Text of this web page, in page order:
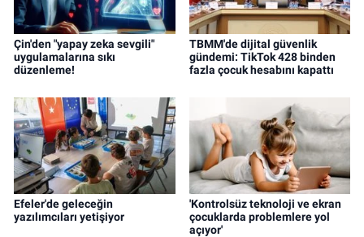
Çin'den "yapay zeka sevgili"
uygulamalarına sıkı
düzenleme!
TBMM'de dijital güvenlik
gündemi: TikTok 428 binden
fazla çocuk hesabını kapattı
Efeler'de geleceğin
yazılımcıları yetişiyor
'Kontrolsüz teknoloji ve ekran
çocuklarda problemlere yol
açıyor'